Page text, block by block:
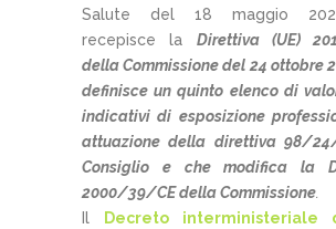
Salute del 18 maggio
recepisce la Direttiva (UE)
della Commissione del 24 ottobre
definisce un quinto elenco di
indicativi di esposizione
attuazione della direttiva 98/
Consiglio e che modifica la
2000/39/CE della Commissione.
Il
Decreto interministeriale